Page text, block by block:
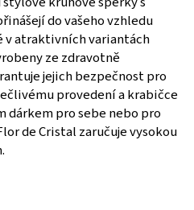
do vašeho vzhledu
v atraktivních variantách
ze zdravotně
jejich bezpečnost pro
provedení a krabičce
dárkem pro sebe nebo pro
de Cristal zaručuje vysokou